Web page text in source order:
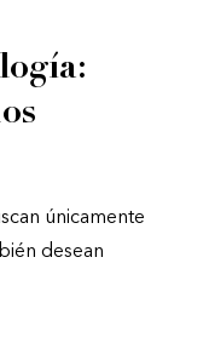
únicamente
desean